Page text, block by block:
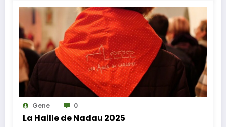
Gene 0
La Haille de Nadau 2025